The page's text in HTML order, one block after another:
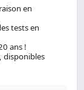
en
tests en
ans !
disponibles